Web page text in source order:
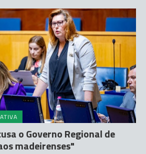
o Governo Regional de
madeirenses"